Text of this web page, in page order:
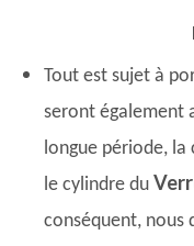
Tout est sujet à
seront également
longue période, la
le cylindre du
conséquent, nous